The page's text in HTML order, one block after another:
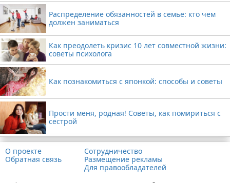
Распределение обязанностей в семье: кто чем
должен заниматься
Как преодолеть кризис 10 лет совместной жизни:
советы психолога
Как познакомиться с японкой: способы и советы
Прости меня, родная! Советы, как помириться с
сестрой
О проекте
Обратная связь
Сотрудничество
Размещение рекламы
Для правообладателей